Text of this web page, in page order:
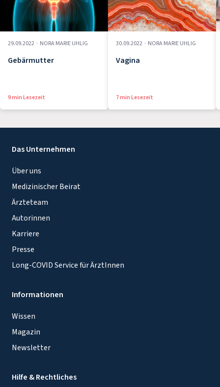
29.09.2022 · NORA MARIE UHLIG
Gebärmutter
9 min Lesezeit
30.09.2022 · NORA MARIE UHLIG
Vagina
7 min Lesezeit
Das Unternehmen
Über uns
Medizinischer Beirat
Ärzteteam
Autorinnen
Karriere
Presse
Long-COVID Service für ÄrztInnen
Informationen
Wissen
Magazin
Newsletter
Hilfe & Rechtliches